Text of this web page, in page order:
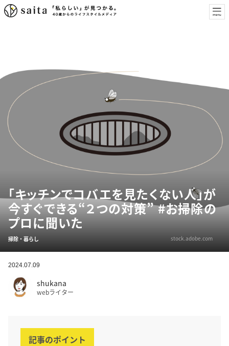
「キッチンでコバエを見たくない人」が
今すぐできる“２つの対策” #お掃除の
プロに聞いた
掃除・暮らし stock.adobe.com
2024.07.09
shukana
webライター
記事のポイント